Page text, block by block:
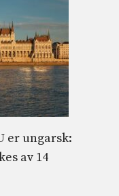
er ungarsk:
av 14